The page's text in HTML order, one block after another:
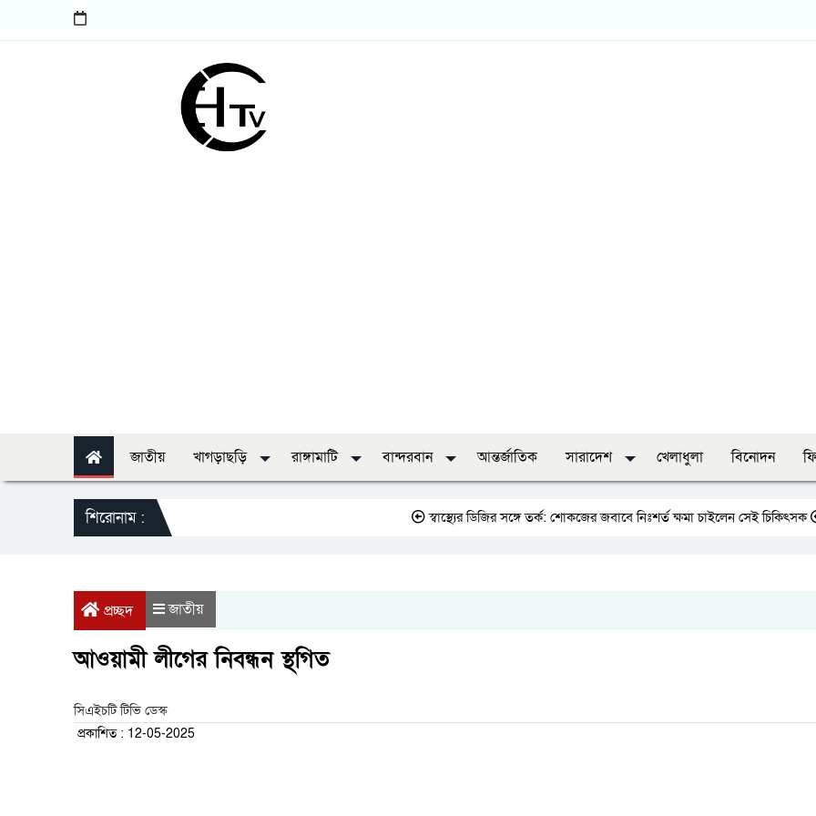
জাতীয় খাগড়াছড়ি রাঙ্গামাটি বান্দরবান আন্তর্জাতিক সারাদেশ খেলাধুলা বিনোদন
শিরোনাম : স্বাস্থ্যের ডিজির সঙ্গে তর্ক: শোকজের জবাবে নিঃশর্ত ক্ষমা চাইলেন সেই চিকিৎসক
প্রচ্ছদ জাতীয়
আওয়ামী লীগের নিবন্ধন স্থগিত
সিএইচটি টিভি ডেস্ক
প্রকাশিত : 12-05-2025